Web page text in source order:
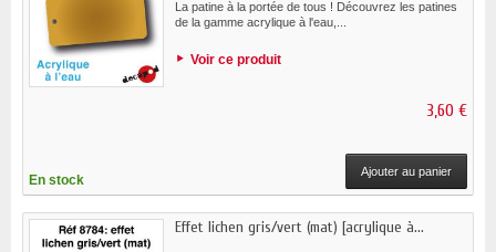
La patine à la portée de tous ! Découvrez les patines
de la gamme acrylique à l'eau,...
Voir ce produit
3,60 €
En stock
Ajouter au panier
Effet lichen gris/vert (mat) [acrylique à...